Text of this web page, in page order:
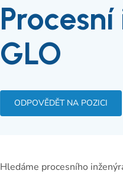
GLO
ODPOVĚDĚT NA POZICI
Hledáme procesního